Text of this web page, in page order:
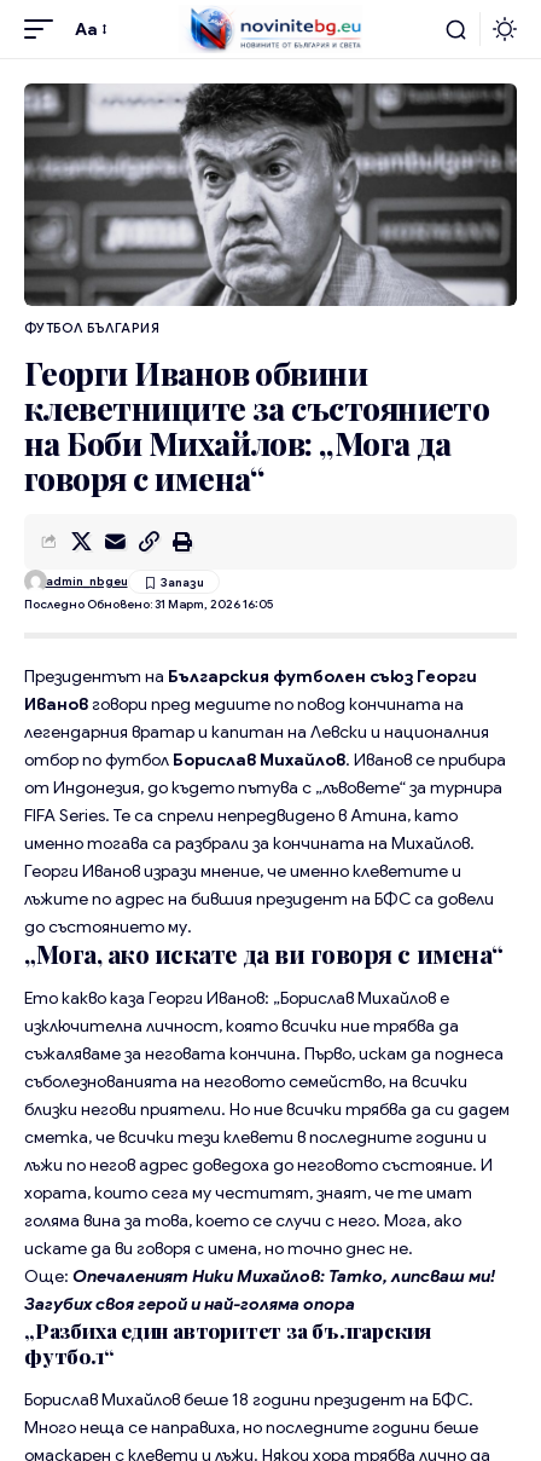
Aa
ФУТБОЛ БЪЛГАРИЯ
Георги Иванов обвини
клеветниците за състоянието
на Боби Михайлов: „Мога да
говоря с имена“
Последно Обновено: 31 Март, 2026 16:05
admin_nbgeu
Президентът на Българския футболен съюз Георги
Иванов говори пред медиите по повод кончината на
легендарния вратар и капитан на Левски и националния
отбор по футбол Борислав Михайлов. Иванов се прибира
от Индонезия, до където пътува с „лъвовете“ за турнира
FIFA Series. Те са спрели непредвидено в Атина, като
именно тогава са разбрали за кончината на Михайлов.
Георги Иванов изрази мнение, че именно клеветите и
лъжите по адрес на бившия президент на БФС са довели
до състоянието му.
„Мога, ако искате да ви говоря с имена“
Ето какво каза Георги Иванов: „Борислав Михайлов е
изключителна личност, която всички ние трябва да
съжаляваме за неговата кончина. Първо, искам да поднеса
съболезнованията на неговото семейство, на всички
близки негови приятели. Но ние всички трябва да си дадем
сметка, че всички тези клевети в последните години и
лъжи по негов адрес доведоха до неговото състояние. И
хората, които сега му честитят, знаят, че те имат
голяма вина за това, което се случи с него. Мога, ако
искате да ви говоря с имена, но точно днес не.
Още: Опечаленият Ники Михайлов: Татко, липсваш ми!
Загубих своя герой и най-голяма опора
„Разбиха един авторитет за българския
футбол“
Борислав Михайлов беше 18 години президент на БФС.
Много неща се направиха, но последните години беше
омаскарен с клевети и лъжи. Някои хора трябва лично да